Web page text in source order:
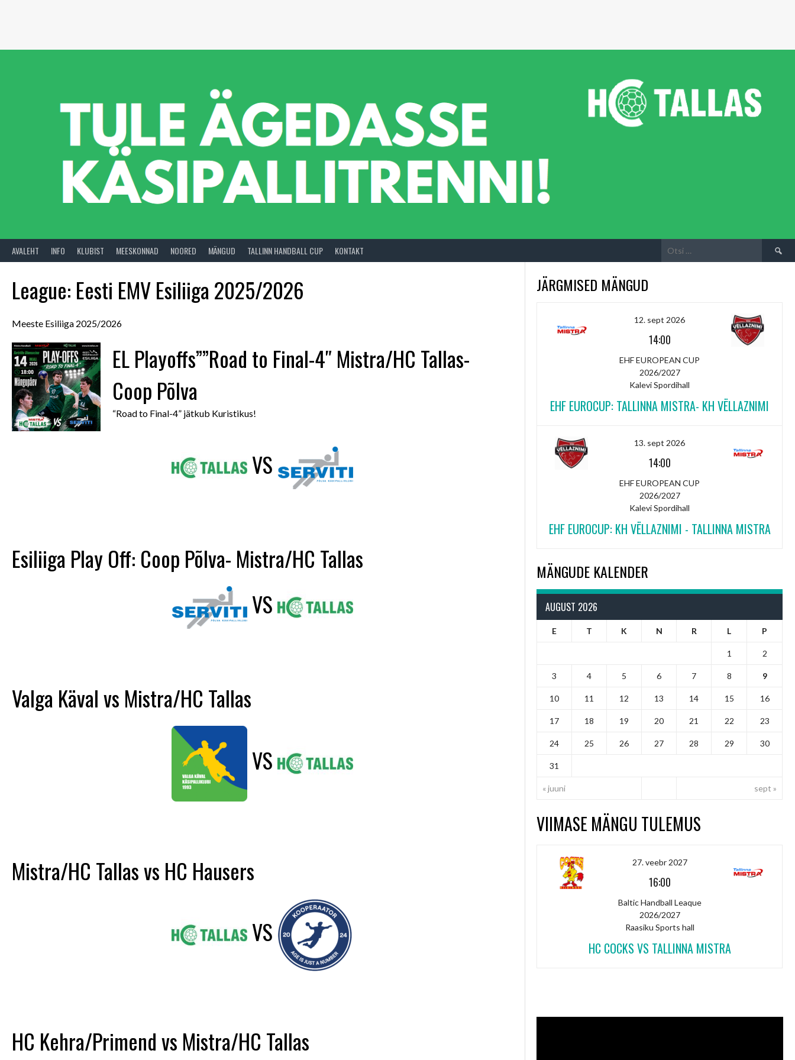
AVALEHT INFO KLUBIST MEESKONNAD NOORED MÄNGUD TALLINN HANDBALL CUP KONTAKT Otsi:
League: Eesti EMV Esiliiga 2025/2026
Meeste Esiliiga 2025/2026
EL Playoffs””Road to Final-4″ Mistra/HC Tallas-
Coop Põlva
“Road to Final-4” jätkub Kuristikus!
VS
Esiliiga Play Off: Coop Põlva- Mistra/HC Tallas
VS
Valga Käval vs Mistra/HC Tallas
VS
Mistra/HC Tallas vs HC Hausers
VS
HC Kehra/Primend vs Mistra/HC Tallas
JÄRGMISED MÄNGUD
12. sept 2026
14:00
EHF EUROPEAN CUP
2026/2027
Kalevi Spordihall
EHF EUROCUP: TALLINNA MISTRA- KH VËLLAZNIMI
13. sept 2026
14:00
EHF EUROPEAN CUP
2026/2027
Kalevi Spordihall
EHF EUROCUP: KH VËLLAZNIMI - TALLINNA MISTRA
MÄNGUDE KALENDER
AUGUST 2026
E T K N R L P
« juuni sept »
1 2
3 4 5 6 7 8 9
10 11 12 13 14 15 16
17 18 19 20 21 22 23
24 25 26 27 28 29 30
31
VIIMASE MÄNGU TULEMUS
27. veebr 2027
16:00
Baltic Handball Leaque
2026/2027
Raasiku Sports hall
HC COCKS VS TALLINNA MISTRA